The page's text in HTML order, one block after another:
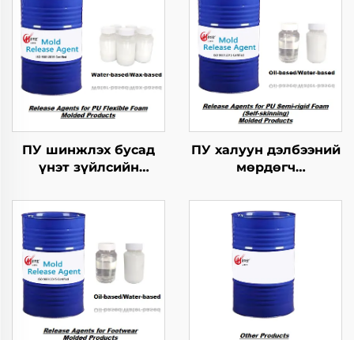
ПУ шинжлэх бусад
үнэт зүйлсийн
бутархайг гаргах
агент
ПУ халуун дэлбээний
мөрдөгч
хэрэгсэл